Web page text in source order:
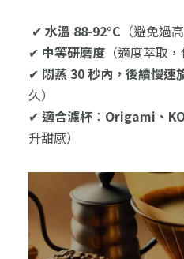
✔ 水溫 88-92°C （避免過
✔ 中等研磨度（適度萃取，
✔ 悶蒸 30 秒內，後續慢速
久）
✔ 適合濾杯： Origami、
升甜感）